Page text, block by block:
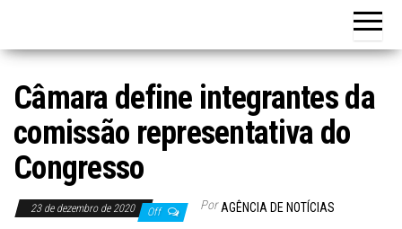
Câmara define integrantes da
comissão representativa do
Congresso
23 de dezembro de 2020 Off Por AGÊNCIA DE NOTÍCIAS